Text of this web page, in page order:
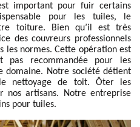
important pour fuir certains
pour les tuiles, le
toiture. Bien qu’il est très
des couvreurs professionnels
les normes. Cette opération est
pas recommandée pour les
domaine. Notre société détient
nettoyage de toit. Ôter les
nos artisans. Notre entreprise
pour tuiles.